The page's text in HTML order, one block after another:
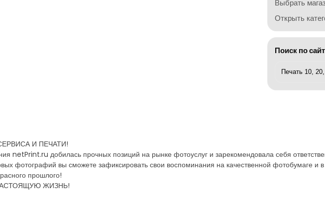
Выбрать
Открыть
Поиск по
И ПЕЧАТИ!
netPrint.ru добилась прочных позиций на рынке фотоуслуг и зарекомендовала себя
фотографий вы сможете зафиксировать свои воспоминания на качественной фотобумаге
прошлого!
ЖИЗНЬ!